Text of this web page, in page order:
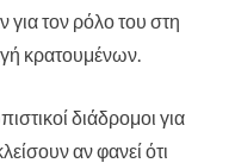
τον ρόλο του στη
κρατουμένων.
διάδρομοι για
αν φανεί ότι